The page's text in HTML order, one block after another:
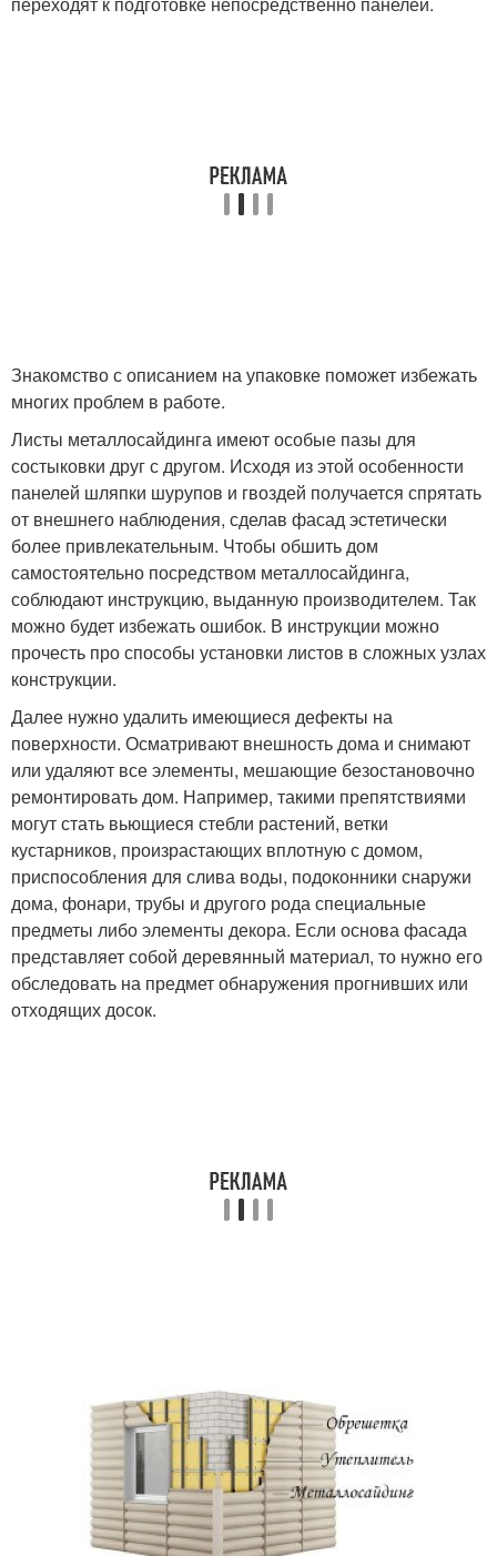
Знакомство с описанием на упаковке поможет избежать
многих проблем в работе.
Листы металлосайдинга имеют особые пазы для
состыковки друг с другом. Исходя из этой особенности
панелей шляпки шурупов и гвоздей получается спрятать
от внешнего наблюдения, сделав фасад эстетически
более привлекательным. Чтобы обшить дом
самостоятельно посредством металлосайдинга,
соблюдают инструкцию, выданную производителем. Так
можно будет избежать ошибок. В инструкции можно
прочесть про способы установки листов в сложных узлах
конструкции.
Далее нужно удалить имеющиеся дефекты на
поверхности. Осматривают внешность дома и снимают
или удаляют все элементы, мешающие безостановочно
ремонтировать дом. Например, такими препятствиями
могут стать вьющиеся стебли растений, ветки
кустарников, произрастающих вплотную с домом,
приспособления для слива воды, подоконники снаружи
дома, фонари, трубы и другого рода специальные
предметы либо элементы декора. Если основа фасада
представляет собой деревянный материал, то нужно его
обследовать на предмет обнаружения прогнивших или
отходящих досок.